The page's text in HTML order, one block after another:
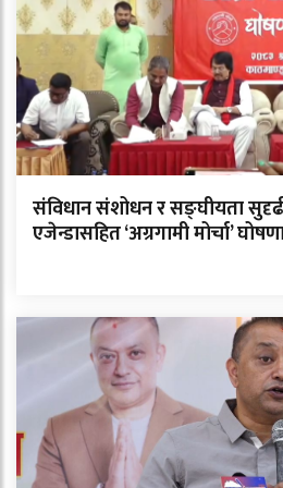
संविधान संशोधन र सङ्घीयता
एजेन्डासहित ‘अग्रगामी मोर्चा’